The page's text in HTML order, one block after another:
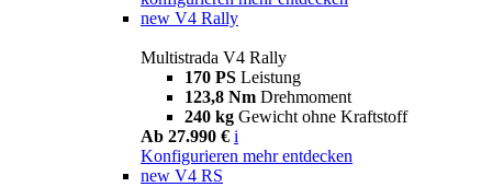
new V4 Rally
Multistrada V4 Rally
170 PS Leistung
123,8 Nm Drehmoment
240 kg Gewicht ohne Kraftstoff
Ab 27.990 € i
Konfigurieren mehr entdecken
new V4 RS